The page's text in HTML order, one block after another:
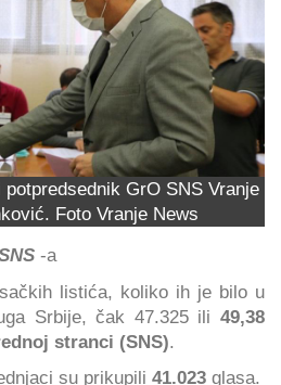
GrO SNS Vranje
Foto Vranje News
-a
listića, koliko ih je bilo u
Srbije, čak 47.325 ili 49,38
stranci (SNS).
su prikupili 41.023 glasa.